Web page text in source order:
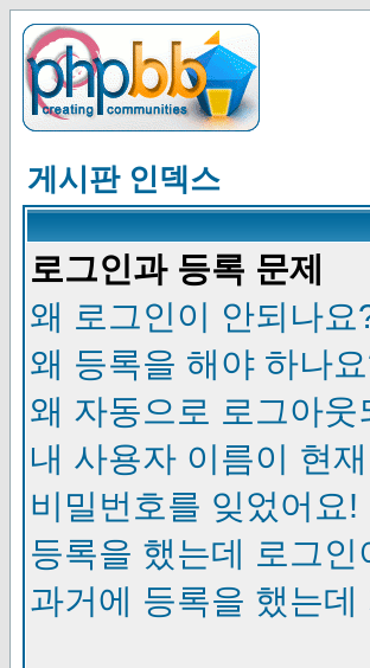
게시판 인덱스
로그인과 등록 문제
왜 로그인이 안되나요
왜 등록을 해야 하나
왜 자동으로 로그아웃
내 사용자 이름이 현
비밀번호를 잊었어요!
등록을 했는데 로그인
과거에 등록을 했는